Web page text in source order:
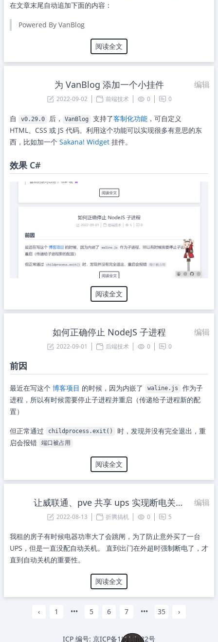
在文章末尾自动追加下面的内容：
Powered By VanBlog
阅读全文
为 VanBlog 添加一个小挂件 编辑
2022-09-02 前端技术 0 0
自 v0.29.0 后， VanBlog 支持了客制化功能 ，可自定义
HTML、CSS 或 JS 代码。利用这个功能可以实现很多有意思的东
西，比如加一个 Sakana! Widget 挂件。
效果 C#
阅读全文
如何正确停止 NodeJS 子进程 编辑
2022-09-01 后端技术 0 0
前因
最近在写这个 博客项目 的时候，因为内嵌了 waline.js
作为子
进程，所以有时候需要停止子进程并重启（传递给子进程新的配
置）
但正常通过 childprocess.exit()
时，发现并没有完全退出，重
启会报错
端口被占用
阅读全文
让威联通、pve 共享 ups 实现断电关机 编辑
2022-08-13 折腾搞机 0 5
我租的房子有时候电器功率大了会跳闸，为了防止意外买了一台
UPS，但是一直没配自动关机。 直到出门在外超时强制断电了，才
直到自动关机的重要性。
阅读全文
‹ 1 ••• 5 6 7 ••• 35 ›
ICP 编号: 京ICP备18064122号